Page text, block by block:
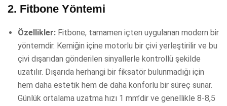
2. Fitbone Yöntemi
Özellikler: Fitbone, tamamen içten uygulanan modern bir
yöntemdir. Kemiğin içine motorlu bir çivi yerleştirilir ve bu
çivi dışarıdan gönderilen sinyallerle kontrollü şekilde
uzatılır. Dışarıda herhangi bir fiksatör bulunmadığı için
hem daha estetik hem de daha konforlu bir süreç sunar.
Günlük ortalama uzatma hızı 1 mm’dir ve genellikle 8-8,5